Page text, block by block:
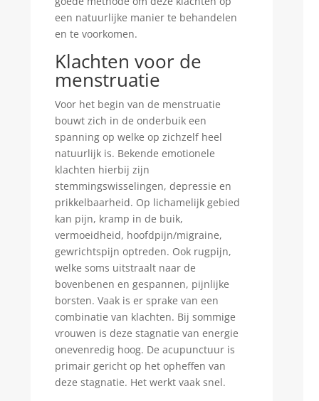
een natuurlijke manier te behandelen
en te voorkomen.
Klachten voor de
menstruatie
Voor het begin van de menstruatie
bouwt zich in de onderbuik een
spanning op welke op zichzelf heel
natuurlijk is. Bekende emotionele
klachten hierbij zijn
stemmingswisselingen, depressie en
prikkelbaarheid. Op lichamelijk gebied
kan pijn, kramp in de buik,
vermoeidheid, hoofdpijn/migraine,
gewrichtspijn optreden. Ook rugpijn,
welke soms uitstraalt naar de
bovenbenen en gespannen, pijnlijke
borsten. Vaak is er sprake van een
combinatie van klachten. Bij sommige
vrouwen is deze stagnatie van energie
onevenredig hoog. De acupunctuur is
primair gericht op het opheffen van
deze stagnatie. Het werkt vaak snel.